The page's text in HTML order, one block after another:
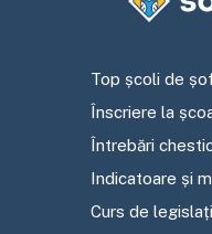
Top școli de
Înscriere la
Întrebări
Indicatoare și
Curs de